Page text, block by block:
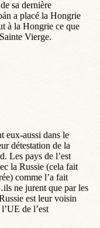
sa dernière
a placé la Hongrie
à la Hongrie ce que
Vierge.
eux-aussi dans le
détestation de la
Les pays de l’est
la Russie (cela fait
comme l’a fait
ne jurent que par les
est leur voisin
de l’est